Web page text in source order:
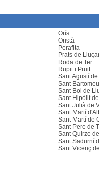
Orís
Oristà
Perafita
Prats de
Roda de Ter
Rupit i Pruit
Sant Agustí
Sant
Sant Boi de
Sant Hipòlit
Sant Julià de
Sant Martí
Sant Martí de
Sant Pere de
Sant Quirze
Sant Sadurní
Sant Vicenç